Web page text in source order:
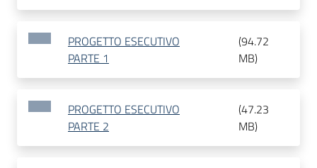
PROGETTO ESECUTIVO
PARTE 1
(94.72
MB)
PROGETTO ESECUTIVO
PARTE 2
(47.23
MB)